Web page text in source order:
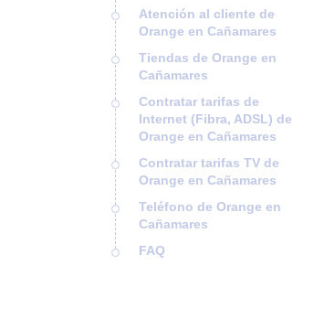
Atención al cliente de
Orange en Cañamares
Tiendas de Orange en
Cañamares
Contratar tarifas de
Internet (Fibra, ADSL) de
Orange en Cañamares
Contratar tarifas TV de
Orange en Cañamares
Teléfono de Orange en
Cañamares
FAQ